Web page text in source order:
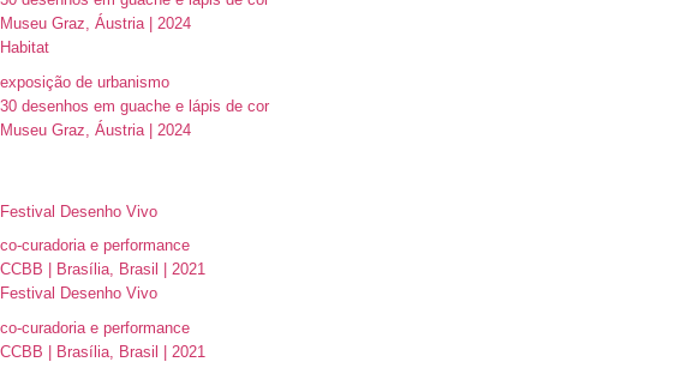
Museu Graz, Áustria | 2024
Habitat
exposição de urbanismo
30 desenhos em guache e lápis de cor
Museu Graz, Áustria | 2024
Festival Desenho Vivo
co-curadoria e performance
CCBB | Brasília, Brasil | 2021
Festival Desenho Vivo
co-curadoria e performance
CCBB | Brasília, Brasil | 2021